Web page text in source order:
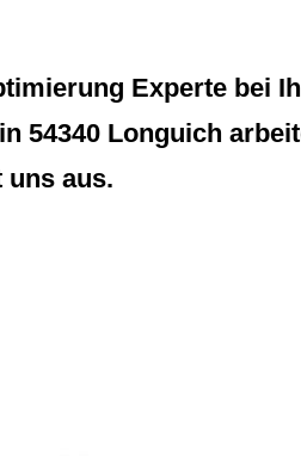
Experte bei
54340 Longuich
aus.